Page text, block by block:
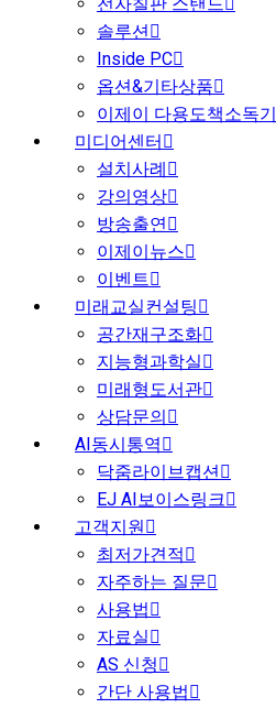
솔루션
Inside PC
옵션&기타상품
이제이 다용도책소독기
미디어센터
설치사례
강의영상
방송출연
이제이뉴스
이벤트
미래교실컨설팅
공간재구조화
지능형과학실
미래형도서관
상담문의
AI동시통역
닥줌라이브캡션
EJ AI보이스링크
고객지원
최저가견적
자주하는 질문
사용법
자료실
AS 신청
간단 사용법